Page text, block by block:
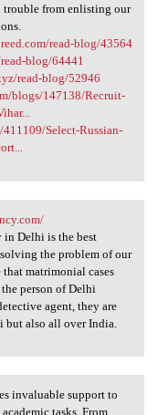
from enlisting our
read-blog/43564
blog/64441
read-blog/52946
blogs/147138/Recruit-
Select-Russian-
in Delhi is the best
the problem of our
matrimonial cases
person of Delhi
agent, they are
also all over India.
invaluable support to
tasks. From